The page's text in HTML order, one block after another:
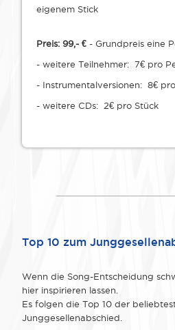
eigenem Stick
Preis: 99,- € - Grundpreis eine
- weitere Teilnehmer: 7€ pro
- Instrumentalversionen: 8€
- weitere CDs: 2€ pro Stück
Top 10 zum
Wenn die Song-Entscheidung
hier inspirieren lassen.
Es folgen die Top 10 der
Junggesellenabschied.